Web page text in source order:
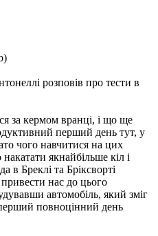
розповів про тести в
за кермом вранці, і що ще
перший день тут, у
чого навчитися на цих
якнайбільше кіл і
в Бреклі та Бріксворті
нас до цього
автомобіль, який зміг
повноцінний день